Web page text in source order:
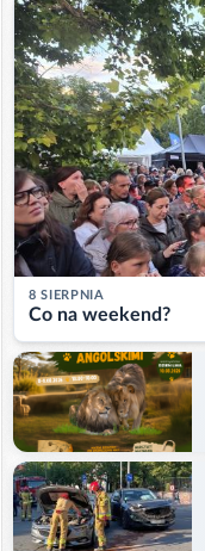
8 SIERPNIA
Co na weekend?